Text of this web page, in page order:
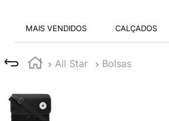
MAIS VENDIDOS CALÇADOS
All Star Bolsas